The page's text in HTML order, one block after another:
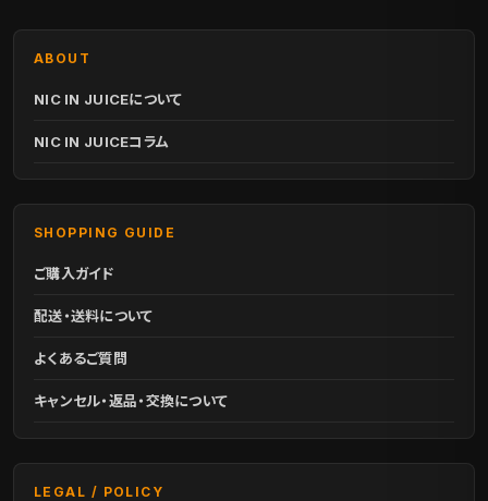
ABOUT
NIC IN JUICEについて
NIC IN JUICEコラム
SHOPPING GUIDE
ご購入ガイド
配送・送料について
よくあるご質問
キャンセル・返品・交換について
LEGAL / POLICY